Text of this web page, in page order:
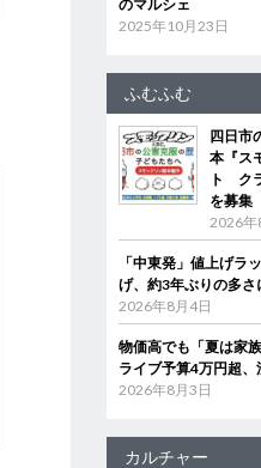
のマルシェ
2025年10月23日
ふむふむ
四日市
本『ス
ト ク
を募集
2026年
「中東発」値上げ
げ、約3年ぶりの多さ
2026年8月4日
物価高でも「夏は家
ライブ予算4万円超
2026年8月3日
カルチャー